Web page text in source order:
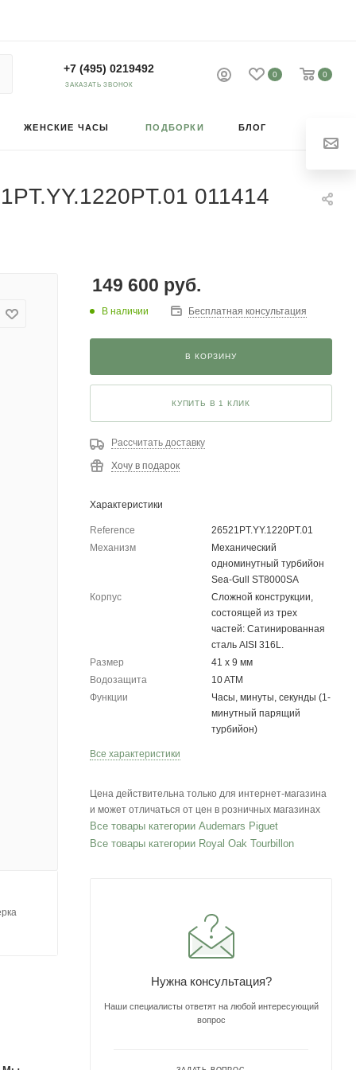
0 0
+7 (495) 0219492
ЗАКАЗАТЬ ЗВОНОК
ЖЕНСКИЕ ЧАСЫ ПОДБОРКИ БЛОГ
011414
149 600 руб.
В наличии Бесплатная консультация
В КОРЗИНУ
КУПИТЬ В 1 КЛИК
Рассчитать доставку
Хочу в подарок
Характеристики
Reference
26521PT.YY.1220PT.01
Механизм
Механический
одноминутный турбийон
Sea-Gull ST8000SA
Корпус
Сложной конструкции,
состоящей из трех
частей: Сатинированная
сталь AISI 316L.
Размер
41 х 9 мм
Водозащита
10 ATM
Функции
Часы, минуты, секунды (1-
минутный парящий
турбийон)
Все характеристики
Цена действительна только для интернет-магазина
и может отличаться от цен в розничных магазинах
Все товары категории Audemars Piguet
Все товары категории Royal Oak Tourbillon
Нужна консультация?
Наши специалисты ответят на любой интересующий
вопрос